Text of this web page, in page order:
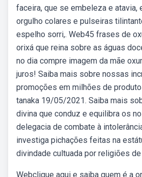
faceira, que se embeleza e atavia,
orgulho colares e pulseiras
espelho sorri,. Web45 frases de
orixá que reina sobre as águas
no dia compre imagem da mãe
juros! Saiba mais sobre nossas
promoções em milhões de
tanaka 19/05/2021. Saiba mais
divina que conduz e equilibra os
delegacia de combate à
investiga pichações feitas na
divindade cultuada por religiões
Webclique aqui e saiba quem é a